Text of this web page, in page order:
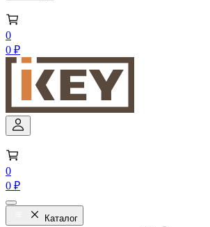
0
0 ₽
0
0 ₽
Каталог